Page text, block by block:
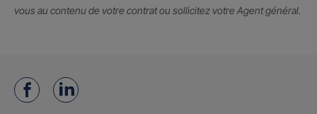
vous au contenu de votre contrat ou sollicitez votre Agent général.